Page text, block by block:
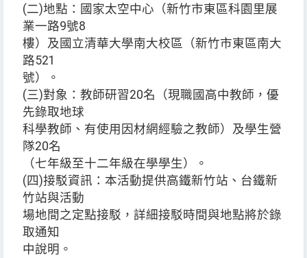
(二)地點：國家太空中心（新竹市東區科園里展
業一路9號8
樓）及國立清華大學南大校區（新竹市東區南大
路521
號）。
(三)對象：教師研習20名（現職國高中教師，優
先錄取地球
科學教師、有使用因材網經驗之教師）及學生營
隊20名
（七年級至十二年級在學學生）。
(四)接駁資訊：本活動提供高鐵新竹站、台鐵新
竹站與活動
場地間之定點接駁，詳細接駁時間與地點將於錄
取通知
中說明。